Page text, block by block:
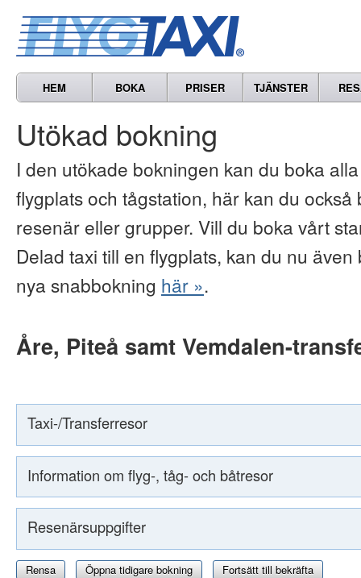
HEM BOKA PRISER TJÄNSTER
Utökad bokning
I den utökade bokningen kan du boka
flygplats och tågstation, här kan du
resenär eller grupper. Vill du boka vårt
Delad taxi till en flygplats, kan du nu
nya snabbokning här ».
Åre, Piteå samt Vemdalen-
Taxi-/Transferresor
Information om flyg-, tåg- och båtresor
Resenärsuppgifter
Rensa Öppna tidigare bokning Fortsätt till bekräfta